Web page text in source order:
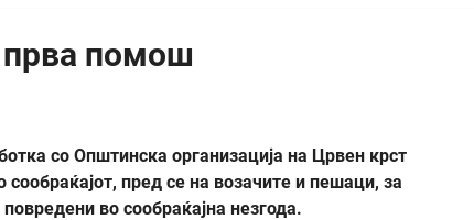
прва помош
со Општинска организација на Црвен крст
пред се на возачите и пешаци, за
во сообраќајна незгода.